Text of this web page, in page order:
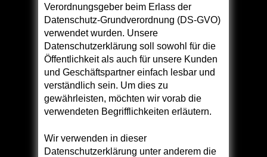
Verordnungsgeber beim Erlass der
Datenschutz-Grundverordnung (DS-GVO)
verwendet wurden. Unsere
Datenschutzerklärung soll sowohl für die
Öffentlichkeit als auch für unsere Kunden
und Geschäftspartner einfach lesbar und
verständlich sein. Um dies zu
gewährleisten, möchten wir vorab die
verwendeten Begrifflichkeiten erläutern.
Wir verwenden in dieser
Datenschutzerklärung unter anderem die